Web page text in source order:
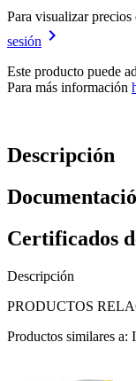
Para visualizar precios
sesión keyboard_arrow_right
Este producto puede
Para más información
Descripción
Certificados
Descripción
PRODUCTOS
Productos similares